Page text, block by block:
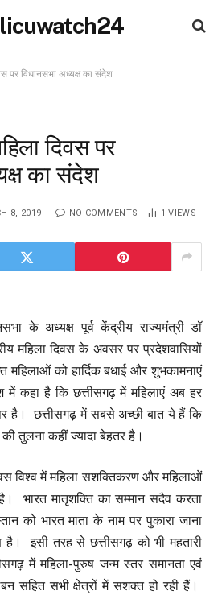
पर विधानसभा अध्यक्ष का संदेश
दिवस पर
का संदेश
8, 2019 NO COMMENTS 1VIEWS
के अध्यक्ष पूर्व केंद्रीय राज्यमंत्री डॉ
महिला दिवस के अवसर पर प्रदेशवासियों
महिलाओं को हार्दिक बधाई और शुभकामनाएं
कहा है कि छत्तीसगढ़ में महिलाएं अब हर
पर है। छत्तीसगढ़ में सबसे अच्छी बात ये हैं कि
की तुलना कहीं ज्यादा बेहतर है।
विश्व में महिला सशक्तिकरण और महिलाओं
भारत मातृशक्ति का सम्मान सदैव करता
को भारत माता के नाम पर पुकारा जाना
इसी तरह से छत्तीसगढ़ को भी महतारी
में महिला-पुरुष जन्म स्तर समानता एवं
सहित सभी क्षेत्रों में सशक्त हो रही हैं।